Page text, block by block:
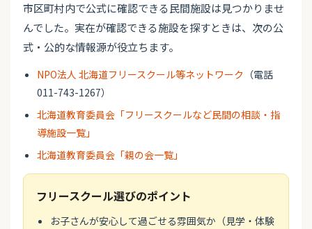
市区町村内で公式に確認できる民間施設は見つかりませ
んでした。実在が確認できる施設を探すときは、次の公
式・公的な情報源が役立ちます。
NPO法人 北海道フリースクール等ネットワーク （電話
011-743-1267）
北海道教育委員会「フリースクールなど民間の相談・指
導施設一覧」
北海道教育委員会「親の会一覧」
フリースクール選びのポイント
お子さんが安心して過ごせる雰囲気か（見学・体験